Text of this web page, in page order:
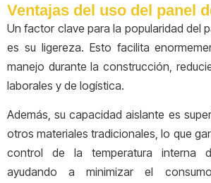
Ventajas del uso del panel
Un factor clave para la popularidad del
es su ligereza. Esto facilita
manejo durante la construcción,
laborales y de logística.
Además, su capacidad aislante es
otros materiales tradicionales, lo que
control de la temperatura interna
ayudando a minimizar el